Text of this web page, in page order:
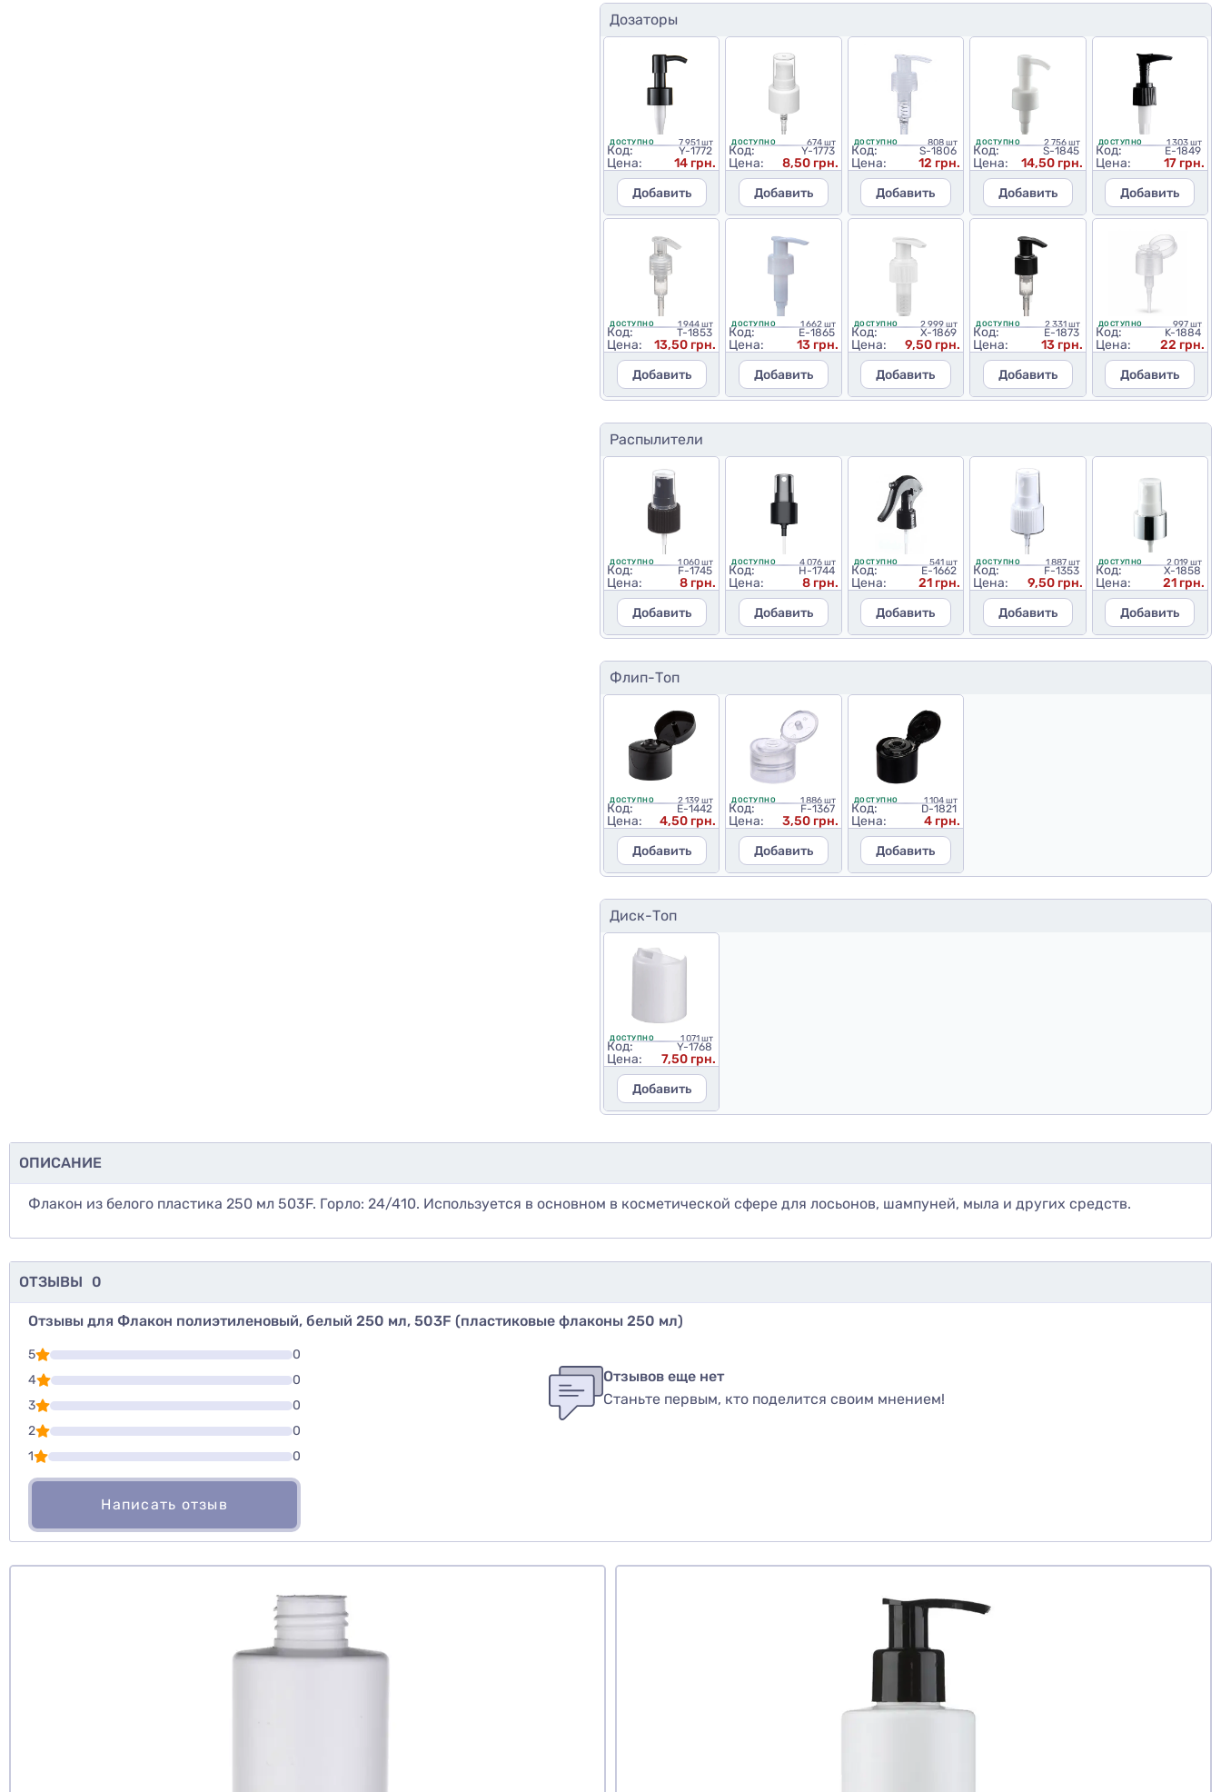
Дозаторы
ДОСТУПНО 7 951 шт
Код: Y-1772
Цена:
14 грн.
Добавить
ДОСТУПНО 674 шт
Код: Y-1773
Цена:
8,50 грн.
Добавить
ДОСТУПНО 808 шт
Код: S-1806
Цена:
12 грн.
Добавить
ДОСТУПНО 2 756 шт
Код: S-1845
Цена:
14,50 грн.
Добавить
ДОСТУПНО 1 303 шт
Код: E-1849
Цена:
17 грн.
Добавить
ДОСТУПНО 1 944 шт
Код: T-1853
Цена:
13,50 грн.
Добавить
ДОСТУПНО 1 662 шт
Код: E-1865
Цена:
13 грн.
Добавить
ДОСТУПНО 2 999 шт
Код: X-1869
Цена:
9,50 грн.
Добавить
ДОСТУПНО 2 331 шт
Код: E-1873
Цена:
13 грн.
Добавить
ДОСТУПНО 997 шт
Код: K-1884
Цена:
22 грн.
Добавить
Распылители
ДОСТУПНО 1 060 шт
Код: F-1745
Цена:
8 грн.
Добавить
ДОСТУПНО 4 076 шт
Код: H-1744
Цена:
8 грн.
Добавить
ДОСТУПНО 541 шт
Код: E-1662
Цена:
21 грн.
Добавить
ДОСТУПНО 1 887 шт
Код: F-1353
Цена:
9,50 грн.
Добавить
ДОСТУПНО 2 019 шт
Код: X-1858
Цена:
21 грн.
Добавить
Флип-Топ
ДОСТУПНО 2 139 шт
Код: E-1442
Цена:
4,50 грн.
Добавить
ДОСТУПНО 1 886 шт
Код: F-1367
Цена:
3,50 грн.
Добавить
ДОСТУПНО 1 104 шт
Код: D-1821
Цена:
4 грн.
Добавить
Диск-Топ
ДОСТУПНО 1 071 шт
Код: Y-1768
Цена:
7,50 грн.
Добавить
ОПИСАНИЕ
Флакон из белого пластика 250 мл 503F. Горло: 24/410. Используется в основном в косметической сфере для лосьонов, шампуней, мыла и других средств.
ОТЗЫВЫ 0
Отзывы для Флакон полиэтиленовый, белый 250 мл, 503F (пластиковые флаконы 250 мл)
5
0
4
0
3
0
2
0
1
0
Написать отзыв
Отзывов еще нет
Станьте первым, кто поделится своим мнением!